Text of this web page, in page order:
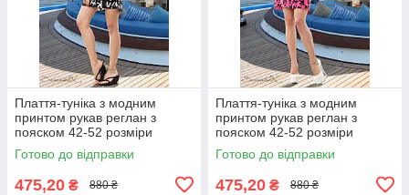
Плаття-туніка з модним
принтом рукав реглан з
пояском 42-52 розміри
Готово до відправки
475,20 ₴ 880 ₴
Плаття-туніка з модним
принтом рукав реглан з
пояском 42-52 розміри
Готово до відправки
475,20 ₴ 880 ₴